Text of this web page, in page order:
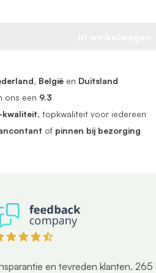
België en Duitsland
ons een 9.3
kwaliteit, topkwaliteit voor iedereen
of pinnen bij bezorging
en tevreden klanten. 265